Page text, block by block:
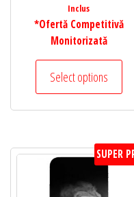
Inclus
*Ofertă Competitivă
Monitorizată
Select options
SUPER